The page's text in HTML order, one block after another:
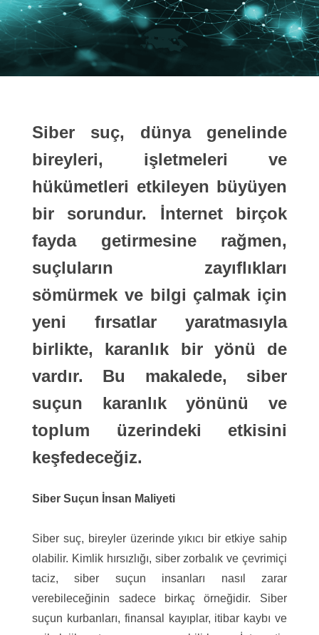
Siber suç, dünya genelinde
bireyleri, işletmeleri ve
hükümetleri etkileyen büyüyen
bir sorundur. İnternet birçok
fayda getirmesine rağmen,
suçluların zayıflıkları
sömürmek ve bilgi çalmak için
yeni fırsatlar yaratmasıyla
birlikte, karanlık bir yönü de
vardır. Bu makalede, siber
suçun karanlık yönünü ve
toplum üzerindeki etkisini
keşfedeceğiz.
Siber Suçun İnsan Maliyeti
Siber suç, bireyler üzerinde yıkıcı bir etkiye sahip
olabilir. Kimlik hırsızlığı, siber zorbalık ve çevrimiçi
taciz, siber suçun insanları nasıl zarar
verebileceğinin sadece birkaç örneğidir. Siber
suçun kurbanları, finansal kayıplar, itibar kaybı ve